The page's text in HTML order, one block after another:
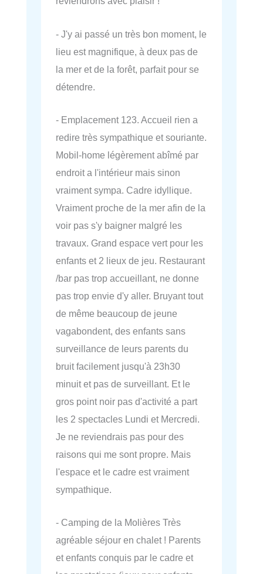
- J'y ai passé un très bon moment, le
lieu est magnifique, à deux pas de
la mer et de la forêt, parfait pour se
détendre.
- Emplacement 123. Accueil rien a
redire très sympathique et souriante.
Mobil-home légèrement abîmé par
endroit a l'intérieur mais sinon
vraiment sympa. Cadre idyllique.
Vraiment proche de la mer afin de la
voir pas s'y baigner malgré les
travaux. Grand espace vert pour les
enfants et 2 lieux de jeu. Restaurant
/bar pas trop accueillant, ne donne
pas trop envie d'y aller. Bruyant tout
de même beaucoup de jeune
vagabondent, des enfants sans
surveillance de leurs parents du
bruit facilement jusqu'à 23h30
minuit et pas de surveillant. Et le
gros point noir pas d'activité a part
les 2 spectacles Lundi et Mercredi.
Je ne reviendrais pas pour des
raisons qui me sont propre. Mais
l'espace et le cadre est vraiment
sympathique.
- Camping de la Molières Très
agréable séjour en chalet ! Parents
et enfants conquis par le cadre et